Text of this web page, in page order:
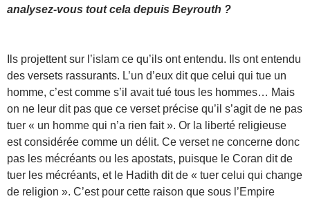
analysez-vous tout cela depuis Beyrouth ?
Ils projettent sur l’islam ce qu’ils ont entendu. Ils ont entendu
des versets rassurants. L’un d’eux dit que celui qui tue un
homme, c’est comme s’il avait tué tous les hommes… Mais
on ne leur dit pas que ce verset précise qu’il s’agit de ne pas
tuer « un homme qui n’a rien fait ». Or la liberté religieuse
est considérée comme un délit. Ce verset ne concerne donc
pas les mécréants ou les apostats, puisque le Coran dit de
tuer les mécréants, et le Hadith dit de « tuer celui qui change
de religion ». C’est pour cette raison que sous l’Empire